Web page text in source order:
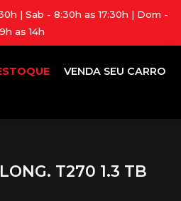
| Sab - 8:30h as 17:30h | Dom -
9h as 14h
VENDA SEU CARRO
T270 1.3 TB